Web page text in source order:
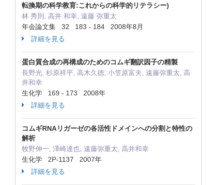
転換期の科学教育:これからの科学的リテラシー)
林 秀則, 高井 和幸, 遠藤 弥重太
年会論文集 32 183 - 184 2008年8月
詳細を見る
蛋白質合成の再構成のためのコムギ翻訳因子の精製
長野光, 杉原祥平, 高木久徳, 小笠原富夫, 遠藤弥重太, 高
井和幸
生化学 169 - 173 2008年
詳細を見る
コムギRNAリガーゼの各活性ドメインへの分割と特性の
解析
牧野伸一, 澤崎達也, 遠藤弥重太, 高井和幸
生化学 2P-1137 2007年
詳細を見る